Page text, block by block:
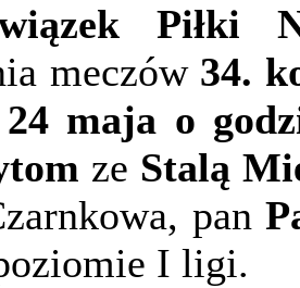
Piłki
meczów 34.
24 maja o
ze Stalą
pan
I ligi.